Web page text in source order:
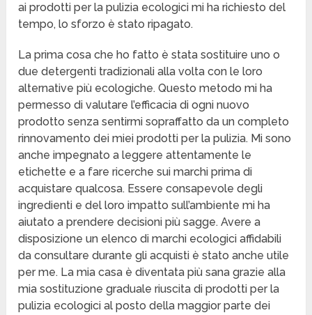
ai prodotti per la pulizia ecologici mi ha richiesto del
tempo, lo sforzo è stato ripagato.
La prima cosa che ho fatto è stata sostituire uno o
due detergenti tradizionali alla volta con le loro
alternative più ecologiche. Questo metodo mi ha
permesso di valutare l’efficacia di ogni nuovo
prodotto senza sentirmi sopraffatto da un completo
rinnovamento dei miei prodotti per la pulizia. Mi sono
anche impegnato a leggere attentamente le
etichette e a fare ricerche sui marchi prima di
acquistare qualcosa. Essere consapevole degli
ingredienti e del loro impatto sull’ambiente mi ha
aiutato a prendere decisioni più sagge. Avere a
disposizione un elenco di marchi ecologici affidabili
da consultare durante gli acquisti è stato anche utile
per me. La mia casa è diventata più sana grazie alla
mia sostituzione graduale riuscita di prodotti per la
pulizia ecologici al posto della maggior parte dei